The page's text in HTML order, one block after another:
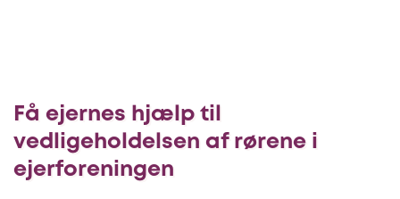
Få ejernes hjælp til
vedligeholdelsen af rørene i
ejerforeningen